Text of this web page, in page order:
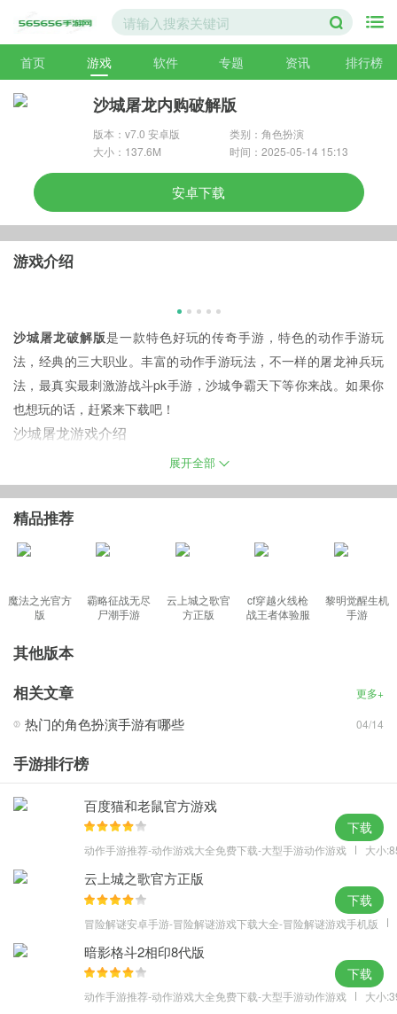
首页 游戏 软件 专题 资讯 排行榜
沙城屠龙内购破解版
版本：v7.0 安卓版
类别：角色扮演
大小：137.6M
时间：2025-05-14 15:13
安卓下载
游戏介绍
沙城屠龙破解版是一款特色好玩的传奇手游，特色的动作手游玩
法，经典的三大职业。丰富的动作手游玩法，不一样的屠龙神兵玩
法，最真实最刺激游战斗pk手游，沙城争霸天下等你来战。如果你
也想玩的话，赶紧来下载吧！
沙城屠龙游戏介绍
沙城屠龙一款基于Unity 3D引擎制作的arpg手游,是2D写实风格创新
PG团战手游，战、法、道三大经典职业相互配合限制，玩法多变，
屠龙神兵助你一路披荆斩棘。
沙城屠龙手游特色
1、魔幻风格的动作rpg游戏
2、战法道三大经典职业设定
4、炫酷技能特效，富有冲击力的战斗表现
沙城屠龙手游版亮点
随时随地野外PK，真人1V1竞技场对决，抛开红白名尽情战斗！传
奇经典技能大招连放特效华丽，让你一秒爱上PK！
【沙城争霸天下 争夺绝世战神】
还原最真实最热血的沙巴克城战，象征巅峰实力的不朽城主宝座等
你来争夺！每周三次夺城，带你体验热血沸腾千人同屏PK的震撼场
面！
弃，热血澎湃！现在最佳的时刻已经到来，寻找遗落的城主武器，
展开全部
精品推荐
魔法之光官方
版
霸略征战无尽
尸潮手游
云上城之歌官
方正版
cf穿越火线枪
战王者体验服
黎明觉醒生机
手游
其他版本
相关文章
更多+
热门的角色扮演手游有哪些 04/14
手游排行榜
百度猫和老鼠官方游戏
动作手游推荐-动作游戏大全免费下载-大型手游动作游戏 大小
下载
云上城之歌官方正版
冒险解谜安卓手游-冒险解谜游戏下载大全-冒险解谜游戏手机版
下载
暗影格斗2相印8代版
动作手游推荐-动作游戏大全免费下载-大型手游动作游戏 大小
下载